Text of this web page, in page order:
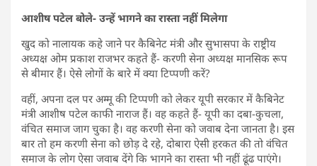
आशीष पटेल बोले- उन्हें भागने का रास्ता नहीं मिलेगा
खुद को नालायक कहे जाने पर कैबिनेट मंत्री और सुभासपा के राष्ट्रीय
अध्यक्ष ओम प्रकाश राजभर कहते हैं- करणी सेना अध्यक्ष मानसिक रूप
से बीमार हैं। ऐसे लोगों के बारे में क्या टिप्पणी करें?
वहीं, अपना दल पर अम्मू की टिप्पणी को लेकर यूपी सरकार में कैबिनेट
मंत्री आशीष पटेल काफी नाराज हैं। वह कहते हैं- यूपी का दबा-कुचला,
वंचित समाज जाग चुका है। वह करणी सेना को जवाब देना जानता है। इस
बार तो हम करणी सेना को छोड़ दे रहे, दोबारा ऐसी हरकत की तो वंचित
समाज के लोग ऐसा जवाब देंगे कि भागने का रास्ता भी नहीं ढूंढ पाएंगे।